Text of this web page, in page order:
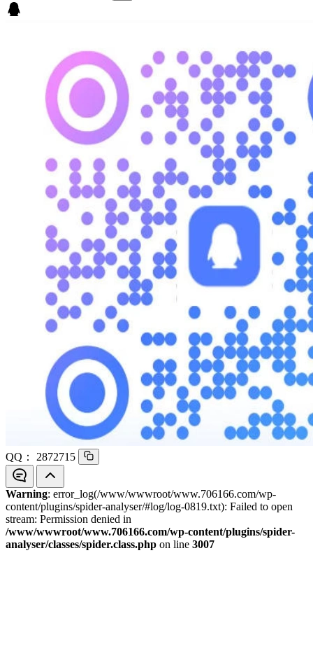
QQ： 2872715
Warning: error_log(/www/wwwroot/www.706166.com/wp-
content/plugins/spider-analyser/#log/log-0819.txt): Failed to open
stream: Permission denied in
/www/wwwroot/www.706166.com/wp-content/plugins/spider-
analyser/classes/spider.class.php on line 3007